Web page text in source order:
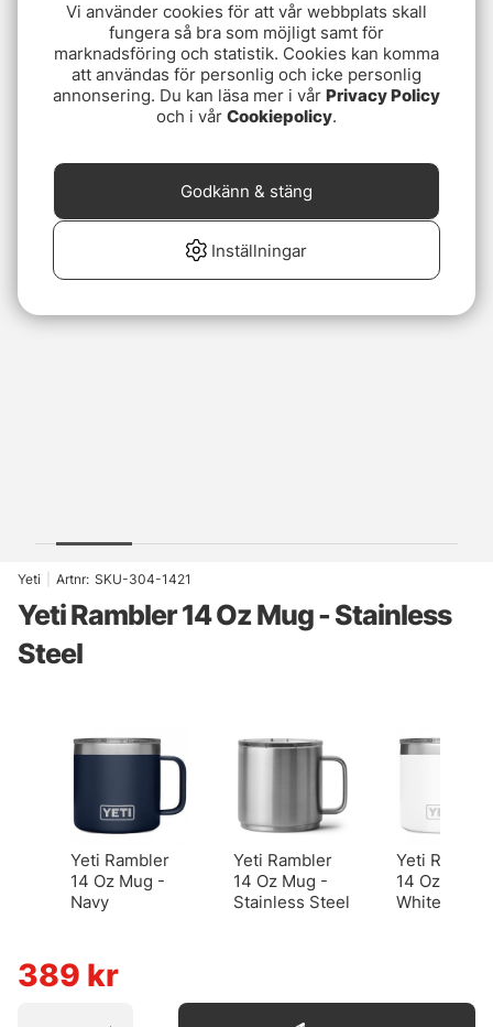
Yeti Artnr: SKU-304-1421
Yeti Rambler 14 Oz Mug - Stainless
Steel
Yeti Rambler
14 Oz Mug -
Navy
Yeti Rambler
14 Oz Mug -
Stainless Steel
Yeti
14 Oz Mug -
White
389 kr
Vi använder cookies för att vår webbplats skall
fungera så bra som möjligt samt för
marknadsföring och statistik. Cookies kan komma
att användas för personlig och icke personlig
annonsering. Du kan läsa mer i vår Privacy Policy
och i vår Cookiepolicy.
Inställningar
Godkänn & stäng